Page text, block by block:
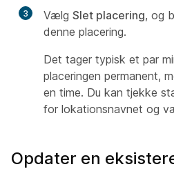
3 Vælg Slet placering, og
denne placering.
Det tager typisk et par
placeringen permanent,
en time. Du kan tjekke
for lokationsnavnet og
Opdater en